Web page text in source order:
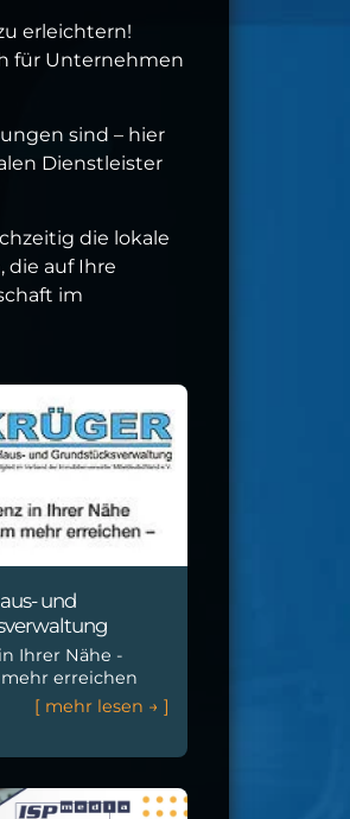
erleichtern!
für Unternehmen
sind – hier
Dienstleister
die lokale
die auf Ihre
im
und
Ihrer Nähe -
erreichen
[ mehr lesen → ]